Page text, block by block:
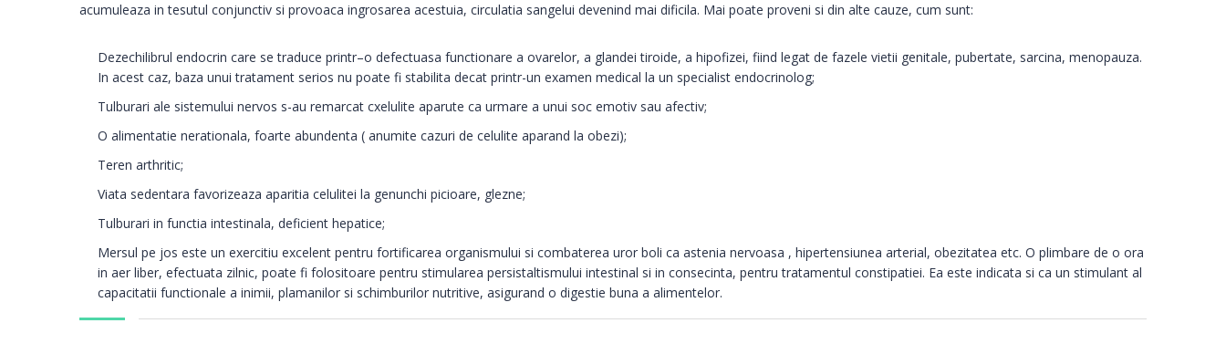
acumuleaza in tesutul conjunctiv si provoaca ingrosarea acestuia, circulatia sangelui devenind mai dificila. Mai poate proveni si din alte cauze, cum sunt:
Dezechilibrul endocrin care se traduce printr–o defectuasa functionare a ovarelor, a glandei tiroide, a hipofizei, fiind legat de fazele vietii genitale, pubertate, sarcina, menopauza.
In acest caz, baza unui tratament serios nu poate fi stabilita decat printr-un examen medical la un specialist endocrinolog;
Tulburari ale sistemului nervos s-au remarcat cxelulite aparute ca urmare a unui soc emotiv sau afectiv;
O alimentatie nerationala, foarte abundenta ( anumite cazuri de celulite aparand la obezi);
Teren arthritic;
Viata sedentara favorizeaza aparitia celulitei la genunchi picioare, glezne;
Tulburari in functia intestinala, deficient hepatice;
Mersul pe jos este un exercitiu excelent pentru fortificarea organismului si combaterea uror boli ca astenia nervoasa , hipertensiunea arterial, obezitatea etc. O plimbare de o ora
in aer liber, efectuata zilnic, poate fi folositoare pentru stimularea persistaltismului intestinal si in consecinta, pentru tratamentul constipatiei. Ea este indicata si ca un stimulant al
capacitatii functionale a inimii, plamanilor si schimburilor nutritive, asigurand o digestie buna a alimentelor.